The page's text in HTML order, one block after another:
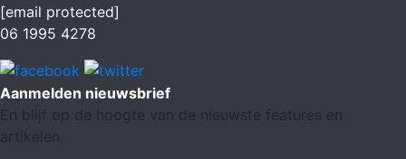
[email protected]
06 1995 4278
Aanmelden nieuwsbrief
En blijf op de hoogte van de nieuwste features en
artikelen